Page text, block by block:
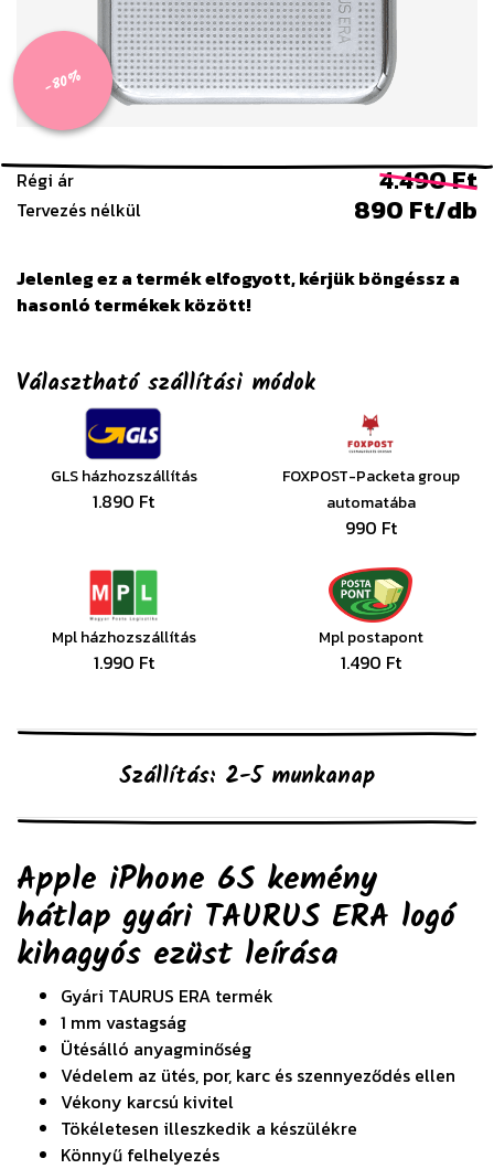
-80%
Régi ár 4.490 Ft
Tervezés nélkül 890 Ft/db
Jelenleg ez a termék elfogyott, kérjük böngéssz a
hasonló termékek között!
Választható szállítási módok
GLS házhozszállítás
1.890 Ft
FOXPOST-Packeta group
automatába
990 Ft
Mpl házhozszállítás
1.990 Ft
Mpl postapont
1.490 Ft
Szállítás: 2-5 munkanap
Apple iPhone 6S kemény
hátlap gyári TAURUS ERA logó
kihagyós ezüst leírása
Gyári TAURUS ERA termék
1 mm vastagság
Ütésálló anyagminőség
Védelem az ütés, por, karc és szennyeződés ellen
Vékony karcsú kivitel
Tökéletesen illeszkedik a készülékre
Könnyű felhelyezés